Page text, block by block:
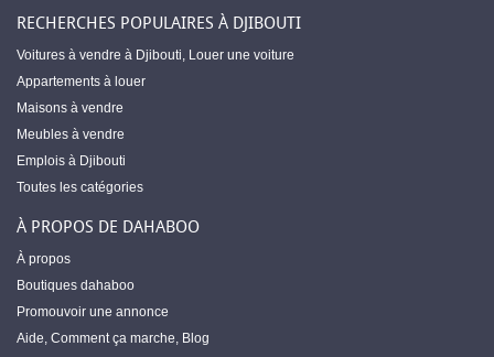
RECHERCHES POPULAIRES À DJIBOUTI
Voitures à vendre à Djibouti, Louer une voiture
Appartements à louer
Maisons à vendre
Meubles à vendre
Emplois à Djibouti
Toutes les catégories
À PROPOS DE DAHABOO
À propos
Boutiques dahaboo
Promouvoir une annonce
Aide, Comment ça marche, Blog